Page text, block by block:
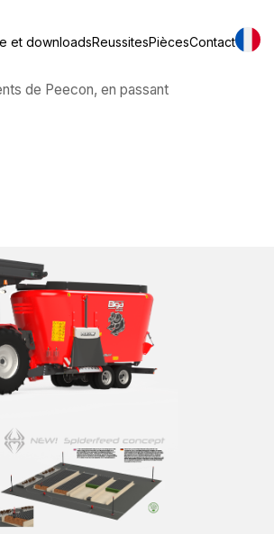
et downloadsReussitesPiècesContact
de Peecon, en passant